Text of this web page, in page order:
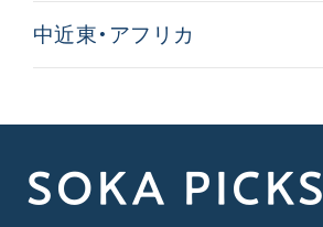
中近東・アフリカ
SOKA PICKS